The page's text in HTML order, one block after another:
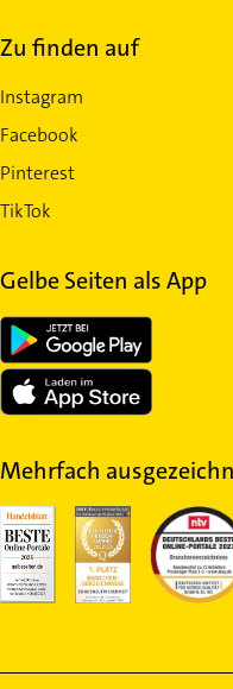
Zu finden auf
Instagram
Facebook
Pinterest
TikTok
Gelbe Seiten als App
Mehrfach